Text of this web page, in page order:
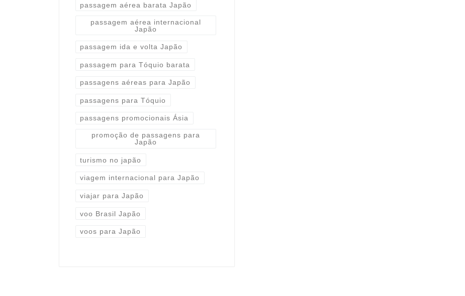
passagem aérea barata Japão
passagem aérea internacional
Japão
passagem ida e volta Japão
passagem para Tóquio barata
passagens aéreas para Japão
passagens para Tóquio
passagens promocionais Ásia
promoção de passagens para
Japão
turismo no japão
viagem internacional para Japão
viajar para Japão
voo Brasil Japão
voos para Japão